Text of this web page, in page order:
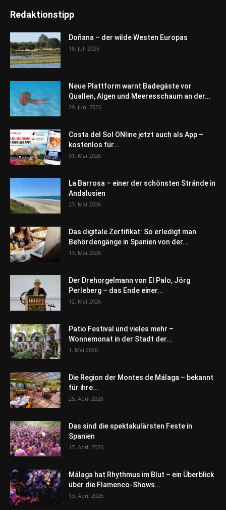
Redaktionstipp
Doñana – der wilde Westen Europas
18. Juli 2026
Neue Plattform warnt Badegäste vor
Quallen, Algen und Meeresschaum an der...
29. Juni 2026
Costa del Sol ONline jetzt auch als App –
kostenlos für...
31. Mai 2026
La Barrosa – einer der schönsten Strände in
Andalusien
23. Mai 2026
Das digitale Zertifikat: So erledigt man
Behördengänge in Spanien von der...
13. Mai 2026
Der Drehorgelmann von El Palo, Jörg
Perleberg – das Ende einer...
12. Mai 2026
Patio Festival und vieles mehr –
Wonnemonat in der Stadt der...
1. Mai 2026
Die Region der Montes de Málaga – bekannt
für ihre...
25. April 2026
Das sind die spektakulärsten Feste in
Spanien
17. April 2026
Málaga hat Rhythmus im Blut – ein Überblick
über die Flamenco-Shows...
13. April 2026